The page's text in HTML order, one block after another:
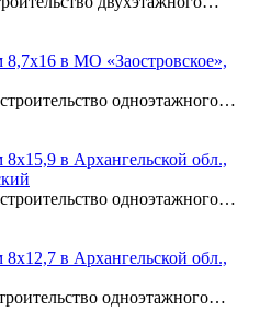
в МО «Заостровское»,
одноэтажного…
в Архангельской обл.,
одноэтажного…
в Архангельской обл.,
одноэтажного…